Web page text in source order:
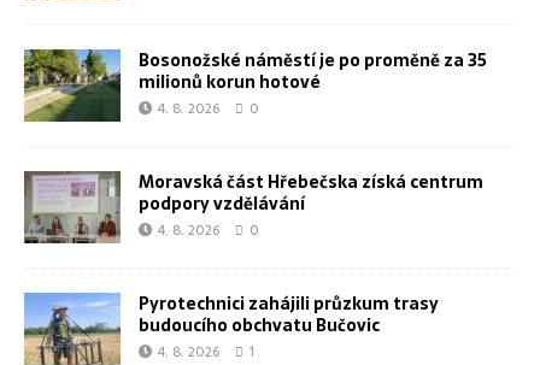
Bosonožské náměstí je po proměně za 35
milionů korun hotové
4. 8. 2026 0
Moravská část Hřebečska získá centrum
podpory vzdělávání
4. 8. 2026 0
Pyrotechnici zahájili průzkum trasy
budoucího obchvatu Bučovic
4. 8. 2026 1